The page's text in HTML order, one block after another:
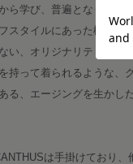
ら学び、普遍となり得る
スタイルにあった機能性
い、オリジナリティある
持って着られるような、
る、エージングを生かし
は手掛けており